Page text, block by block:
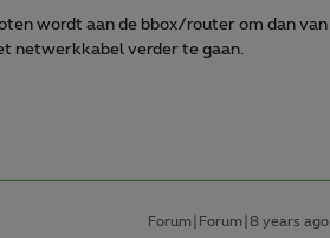
wordt aan de bbox/router om dan van
netwerkkabel verder te gaan.
Forum|Forum|8 years ago